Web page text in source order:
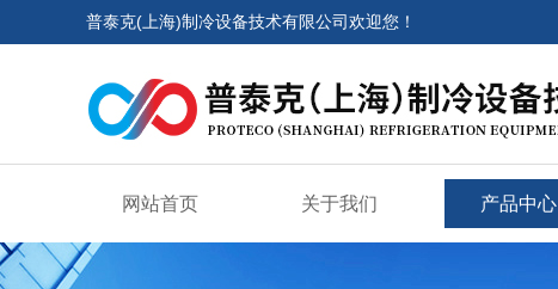
普泰克(上海)制冷设备技术有限公司欢迎您！
网站首页 关于我们 产品中心